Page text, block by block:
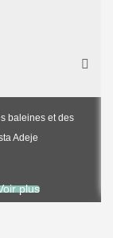
baleines et des
Adeje
plus